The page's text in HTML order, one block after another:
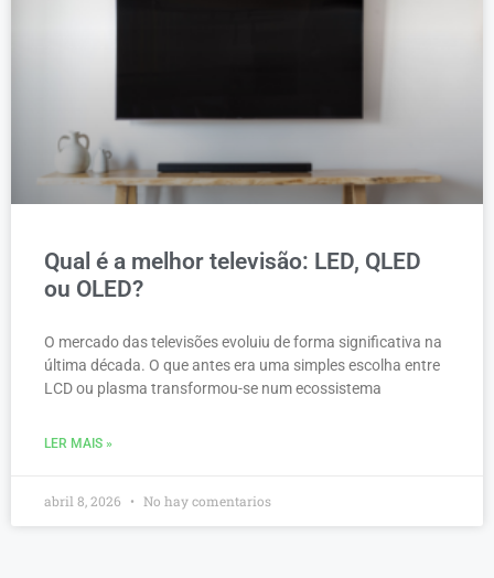
Qual é a melhor televisão: LED, QLED
ou OLED?
O mercado das televisões evoluiu de forma significativa na
última década. O que antes era uma simples escolha entre
LCD ou plasma transformou-se num ecossistema
LER MAIS »
abril 8, 2026 No hay comentarios